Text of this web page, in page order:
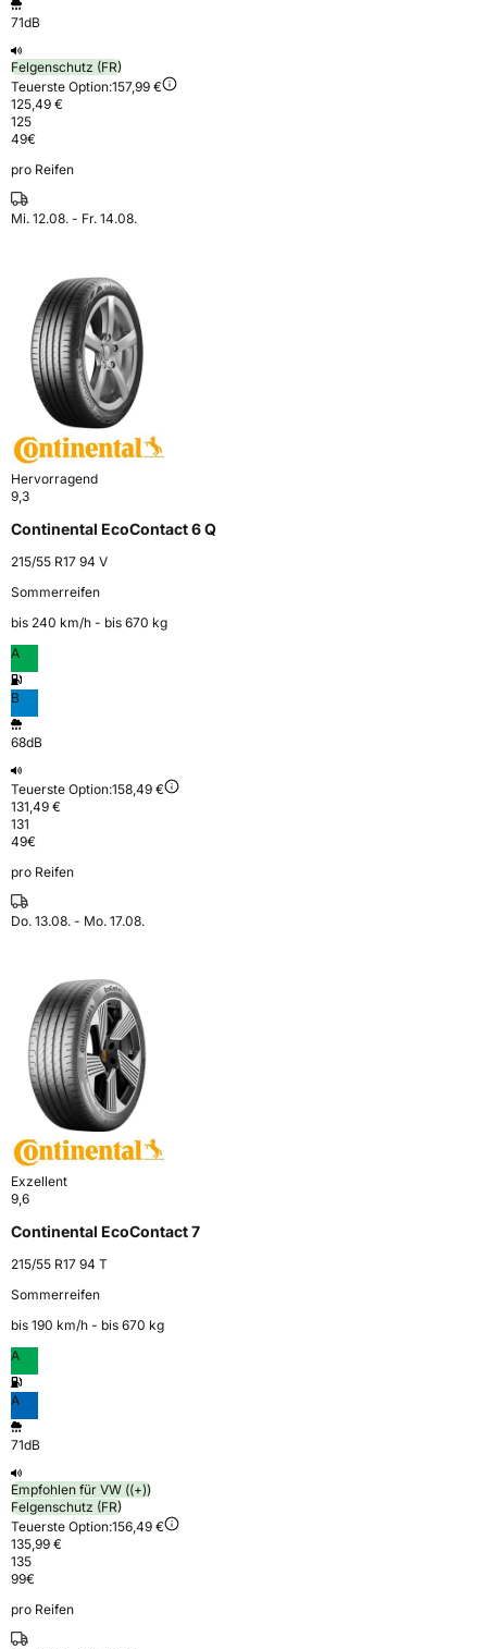
71dB
Felgenschutz (FR)
Teuerste Option:157,99 €
125,49 €
125
49€
pro Reifen
Mi. 12.08. - Fr. 14.08.
Hervorragend
9,3
Continental EcoContact 6 Q
215/55 R17 94 V
Sommerreifen
bis 240 km⁠/⁠h - bis 670 kg
A
B
68dB
Teuerste Option:158,49 €
131,49 €
131
49€
pro Reifen
Do. 13.08. - Mo. 17.08.
Exzellent
9,6
Continental EcoContact 7
215/55 R17 94 T
Sommerreifen
bis 190 km⁠/⁠h - bis 670 kg
A
A
71dB
Empfohlen für VW ((+))
Felgenschutz (FR)
Teuerste Option:156,49 €
135,99 €
135
99€
pro Reifen